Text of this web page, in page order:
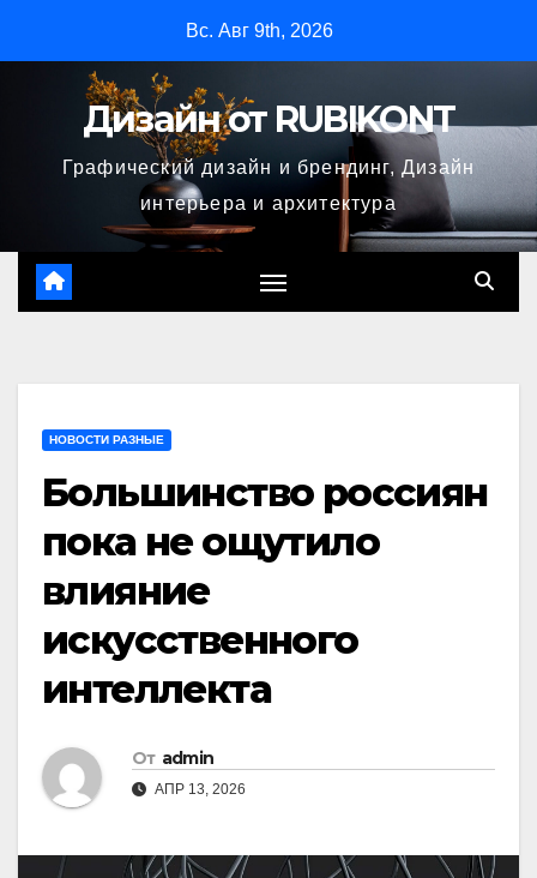
содержимому
Вс. Авг 9th, 2026
Дизайн от RUBIKONT
Графический дизайн и брендинг, Дизайн
интерьера и архитектура
НОВОСТИ РАЗНЫЕ
Большинство россиян
пока не ощутило
влияние
искусственного
интеллекта
От admin
АПР 13, 2026